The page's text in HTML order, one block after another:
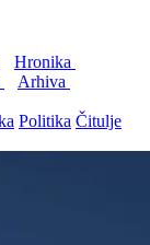
Hronika
Arhiva
Politika Čitulje